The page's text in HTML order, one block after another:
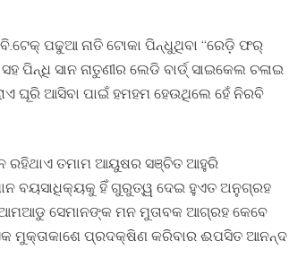
ପଢୁଆ ନାତି ଟୋକା ପିନ୍ଧୁଥିବା “ରେଡ଼ି ଫର୍
ପିନ୍ଧି ସାନ ନାତୁଣୀର ଲେଡି ବାର୍ଡ୍ ସାଇକେଲ ଚଳାଇ
ଘୂରି ଆସିବା ପାଇଁ ହମହମ ହେଉଥିଲେ ହେଁ ନିରବି
ରହିଥାଏ ତମାମ ଆୟୁଷର ସଞ୍ଚିତ ଆହୁରି
ବୟସାଧିକ୍ୟକୁ ହିଁ ଗୁରୁତ୍ୱ ଦେଇ ହୁଏତ ଅନୁଗ୍ରହ
ଆମଆଡୁ ସେମାନଙ୍କ ମନ ମୁତାବକ ଆଗ୍ରହ କେବେ
ମୁକ୍ତାକାଶେ ପ୍ରଦକ୍ଷିଣ କରିବାର ଈପସିତ ଆନନ୍ଦ